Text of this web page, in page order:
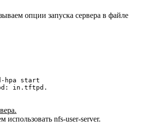
опции запуска сервера в файле
start
in.tftpd.
использовать nfs-user-server.